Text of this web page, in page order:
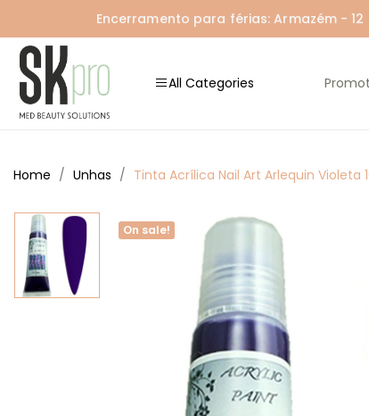
Encerramento para férias: Armazém -
All Categories
Home Unhas Tinta Acrílica Nail Art Arlequin Violeta
On sale!